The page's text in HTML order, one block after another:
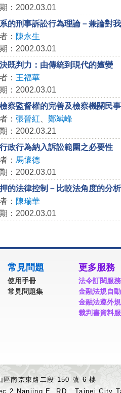
：2002.03.01
的刑事訴訟行為理論－兼論對
： 陳永生
：2002.03.01
既判力：由傳統到現代的嬗變
： 王福華
：2002.03.01
察監督權的完善及檢察機關民
： 張晉紅
鄭斌峰
：2002.03.21
政行為納入訴訟範圍之必要性
： 馬懷德
：2002.03.01
的法律控制－比較法角度的分析
： 陳瑞華
：2002.03.01
常見問題
使用手冊
常見問題集
更多服務
法令訂閱服務
金融法規自
金融法遵外
裁判書資料
區南京東路二段 150 號 6 樓
E. RD., Taipei City